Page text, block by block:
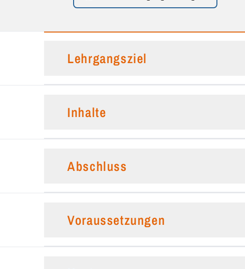
Lehrgangsziel
Inhalte
Abschluss
Voraussetzungen